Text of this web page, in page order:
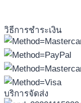
วิธีการชำระเงิน
บริการจัดส่ง